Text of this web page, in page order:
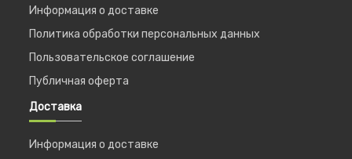
Информация о доставке
Политика обработки персональных данных
Пользовательское соглашение
Публичная оферта
Доставка
Информация о доставке